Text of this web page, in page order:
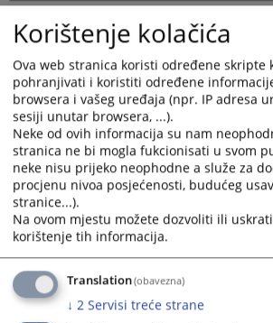
Korištenje vještačke
02.09.2025.
Nova Pravila o radu
ujednačavanje
15.07.2025.
Korištenje kolačića
Ova web stranica koristi određene skripte
pohranjivati i koristiti određene
browsera i vašeg uređaja (npr. IP adresa
sesiji unutar browsera, ...).
Neke od ovih informacija su nam
stranica ne bi mogla fukcionisati u svom
neke nisu prijeko neophodne a služe za
procjenu nivoa posjećenosti, budućeg
stranice...).
Na ovom mjestu možete dozvoliti ili
korištenje tih informacija.
Translation(obavezna)
↓ 2 Servisi treće strane